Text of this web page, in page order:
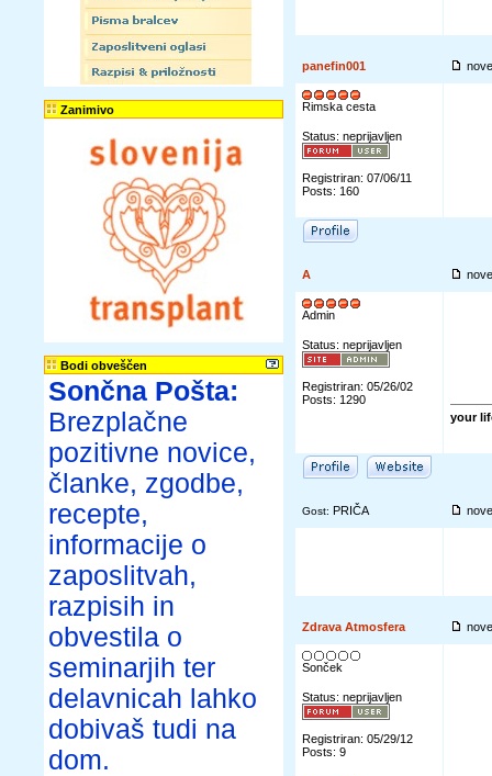
Zanimivo
Bodi obveščen
Sončna Pošta:
Brezplačne
pozitivne novice,
članke, zgodbe,
recepte,
informacije o
zaposlitvah,
razpisih in
obvestila o
seminarjih ter
delavnicah lahko
dobivaš tudi na
dom.
panefin001
Rimska cesta
Status: neprijavljen
Registriran: 07/06/11
Posts: 160
A
Admin
Status: neprijavljen
Registriran: 05/26/02
Posts: 1290
your
Gost: PRIČA
Zdrava Atmosfera
Sonček
Status: neprijavljen
Registriran: 05/29/12
Posts: 9